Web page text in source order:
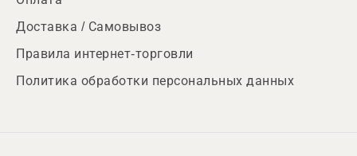
Доставка / Самовывоз
Правила интернет-торговли
Политика обработки персональных данных